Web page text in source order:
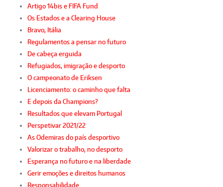
Artigo 14bis e FIFA Fund
Os Estados e a Clearing House
Bravo, Itália
Regulamentos a pensar no futuro
De cabeça erguida
Refugiados, imigração e desporto
O campeonato de Eriksen
Licenciamento: o caminho que falta
E depois da Champions?
Resultados que elevam Portugal
Perspetivar 2021/22
As Odemiras do país desportivo
Valorizar o trabalho, no desporto
Esperança no futuro e na liberdade
Gerir emoções e direitos humanos
Responsabilidade